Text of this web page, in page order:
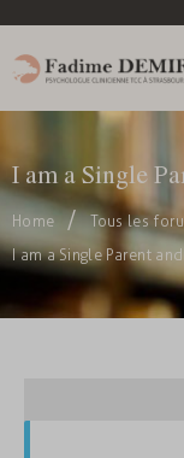
I am a Single
Home Tous les
I am a Single Parent